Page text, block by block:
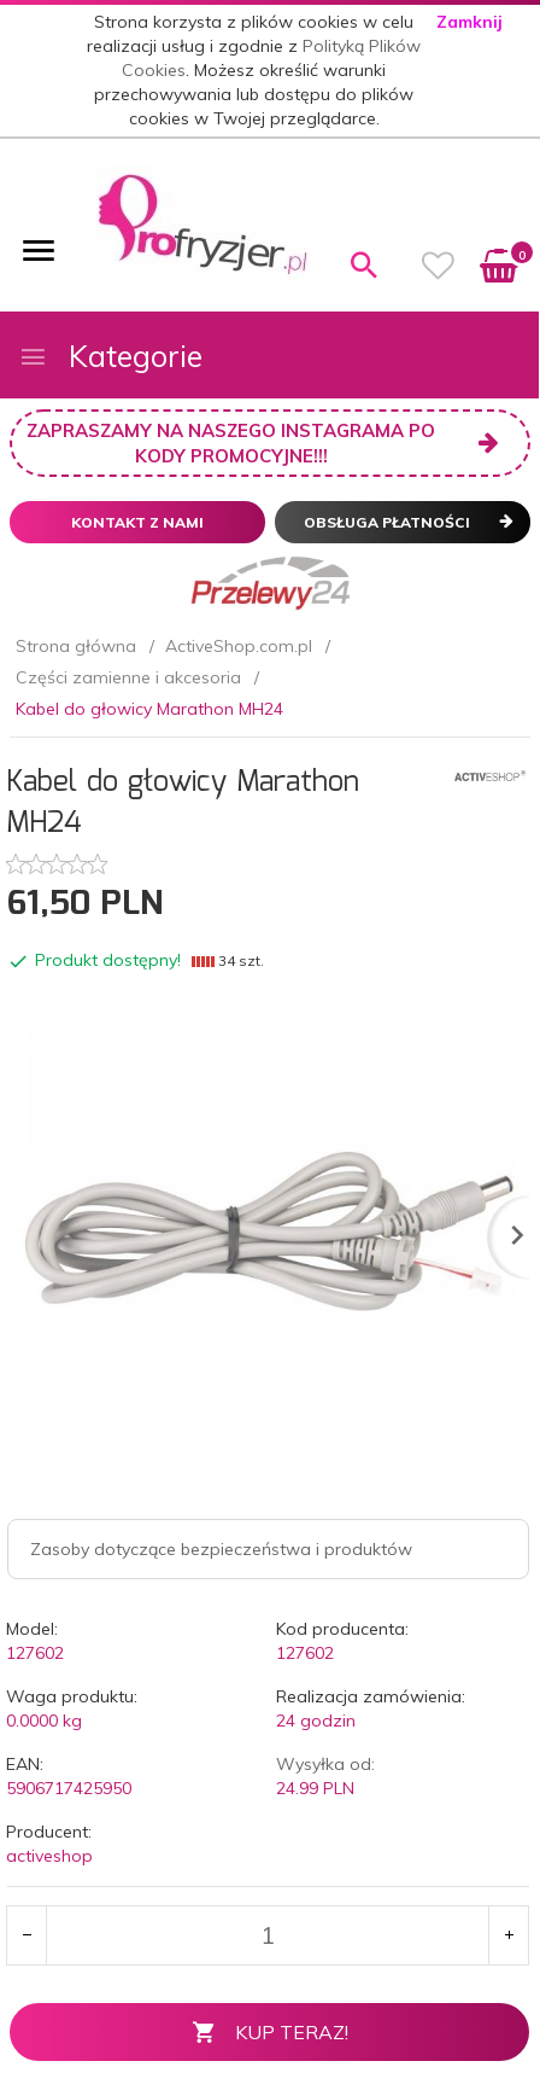
Strona korzysta z plików cookies w celu
realizacji usług i zgodnie zPolityką Plików
Cookies. Możesz określić warunki
przechowywania lub dostępu do plików
cookies w Twojej przeglądarce.
Zamknij
0
Kategorie
ZAPRASZAMY NA NASZEGO INSTAGRAMA PO
KODY PROMOCYJNE!!!
KONTAKT Z NAMI OBSŁUGA PŁATNOŚCI
Strona główna
ActiveShop.com.pl
Części zamienne i akcesoria
Kabel do głowicy Marathon MH24
Kabel do głowicy Marathon
MH24
61,50 PLN
Produkt dostępny! 34 szt.
Zasoby dotyczące bezpieczeństwa i produktów
Model:
127602
Kod producenta:
127602
Waga produktu:
0.0000 kg
Realizacja zamówienia:
24 godzin
EAN:
5906717425950
Wysyłka od:
24.99 PLN
Producent:
activeshop
KUP TERAZ!